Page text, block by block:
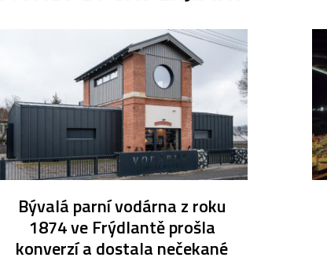
Bývalá parní vodárna z roku
1874 ve Frýdlantě prošla
konverzí a dostala nečekané